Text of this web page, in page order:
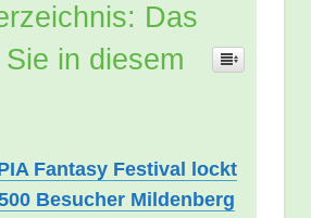
Das
in diesem
Fantasy Festival lockt
Besucher Mildenberg